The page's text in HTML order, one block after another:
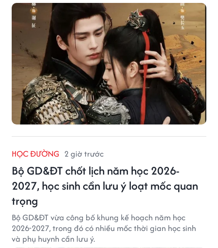
HỌC ĐƯỜNG 2 giờ trước
Bộ GD&ĐT chốt lịch năm học 2026-
2027, học sinh cần lưu ý loạt mốc quan
trọng
Bộ GD&ĐT vừa công bố khung kế hoạch năm học
2026-2027, trong đó có nhiều mốc thời gian học sinh
và phụ huynh cần lưu ý.